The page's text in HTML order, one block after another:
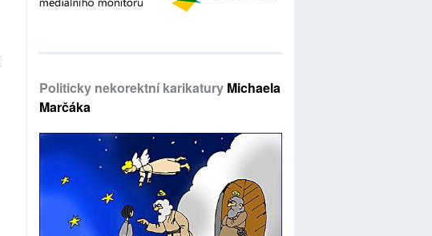
Politicky nekorektní karikatury Michaela
Marčáka